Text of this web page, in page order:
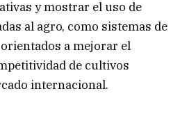
y mostrar el uso de
al agro, como sistemas de
a mejorar el
de cultivos
internacional.